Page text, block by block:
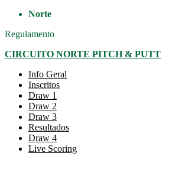
Norte
Regulamento
CIRCUITO NORTE PITCH & PUTT
Info Geral
Inscritos
Draw 1
Draw 2
Draw 3
Resultados
Draw 4
Live Scoring